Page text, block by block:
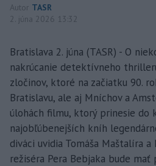
Autor TASR
2. júna 2026 13:32
Bratislava 2. júna (TASR) - O
nakrúcanie detektívneho
zločinov, ktoré na začiatku 90.
Bratislavu, ale aj Mníchov a
úlohách filmu, ktorý prinesie do
najobľúbenejších kníh
diváci uvidia Tomáša Maštalíra
režiséra Pera Bebjaka bude mať